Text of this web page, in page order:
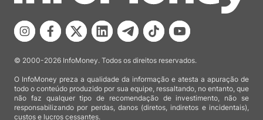
© 2000-2026 InfoMoney. Todos os direitos reservados.
O InfoMoney preza a qualidade da informação e atesta a apuração de
todo o conteúdo produzido por sua equipe, ressaltando, no entanto, que
não faz qualquer tipo de recomendação de investimento, não se
responsabilizando por perdas, danos (diretos, indiretos e incidentais),
custos e lucros cessantes.